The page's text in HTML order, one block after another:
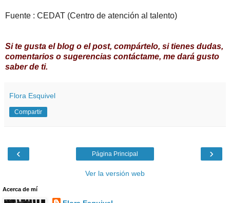
Fuente : CEDAT (Centro de atención al talento)
Si te gusta el blog o el post, compártelo, si tienes dudas,
comentarios o sugerencias contáctame, me dará gusto
saber de ti.
Flora Esquivel
Compartir
‹ ›
Página Principal
Ver la versión web
Acerca de mí